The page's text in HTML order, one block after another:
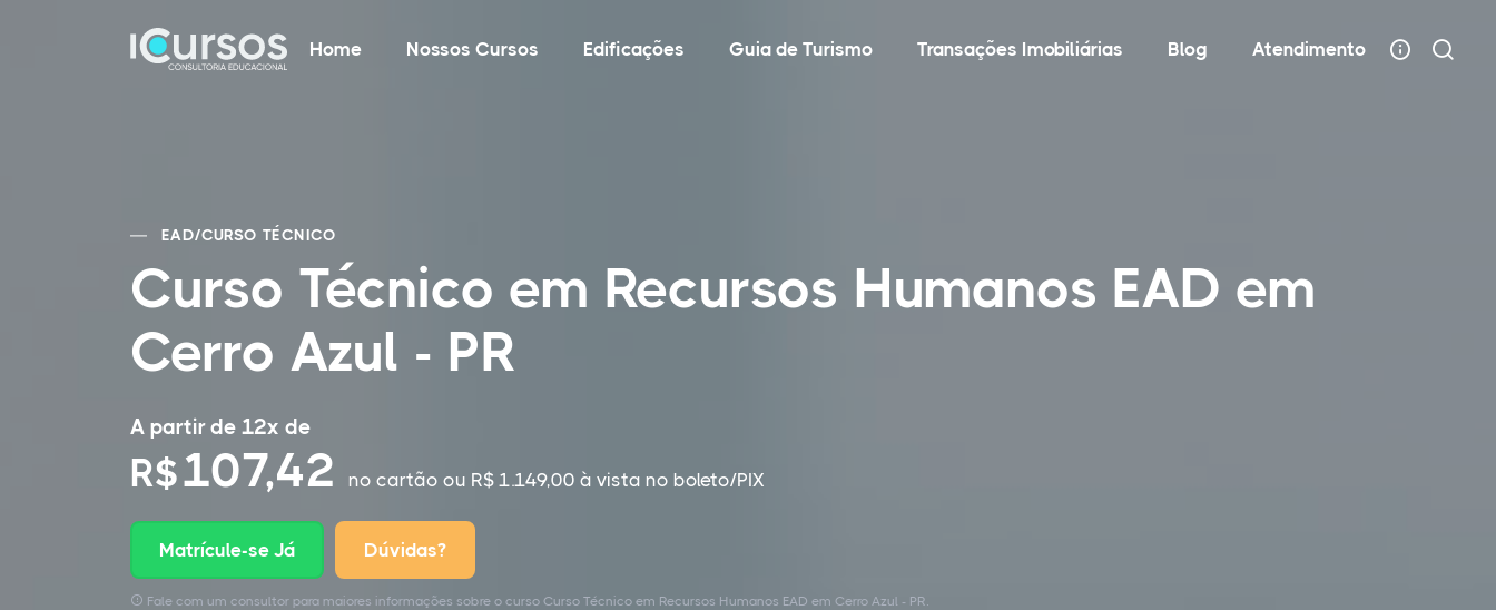
Home Nossos Cursos Edificações Guia de Turismo Transações Imobiliárias Blog Atendimento
EAD/CURSO TÉCNICO
Curso Técnico em Recursos Humanos EAD em
Cerro Azul - PR
A partir de 12x de
R$107,42 no cartão ou R$ 1.149,00 à vista no boleto/PIX
Matrícule-se Já Dúvidas?
Fale com um consultor para maiores informações sobre o curso Curso Técnico em Recursos Humanos EAD em Cerro Azul - PR.